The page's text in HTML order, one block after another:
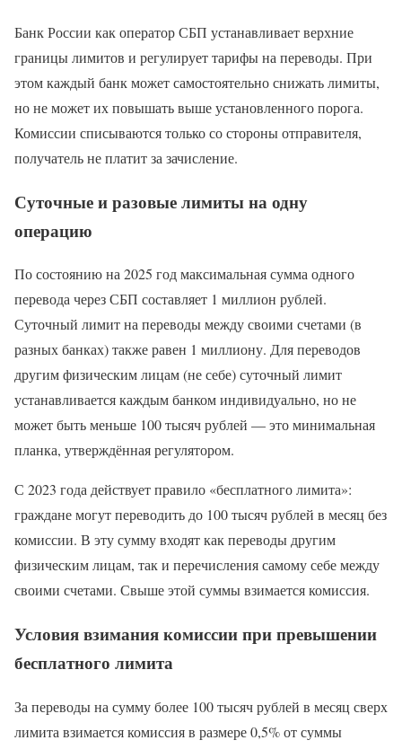
Банк России как оператор СБП устанавливает верхние
границы лимитов и регулирует тарифы на переводы. При
этом каждый банк может самостоятельно снижать лимиты,
но не может их повышать выше установленного порога.
Комиссии списываются только со стороны отправителя,
получатель не платит за зачисление.
Суточные и разовые лимиты на одну
операцию
По состоянию на 2025 год максимальная сумма одного
перевода через СБП составляет 1 миллион рублей.
Суточный лимит на переводы между своими счетами (в
разных банках) также равен 1 миллиону. Для переводов
другим физическим лицам (не себе) суточный лимит
устанавливается каждым банком индивидуально, но не
может быть меньше 100 тысяч рублей — это минимальная
планка, утверждённая регулятором.
С 2023 года действует правило «бесплатного лимита»:
граждане могут переводить до 100 тысяч рублей в месяц без
комиссии. В эту сумму входят как переводы другим
физическим лицам, так и перечисления самому себе между
своими счетами. Свыше этой суммы взимается комиссия.
Условия взимания комиссии при превышении
бесплатного лимита
За переводы на сумму более 100 тысяч рублей в месяц сверх
лимита взимается комиссия в размере 0,5% от суммы